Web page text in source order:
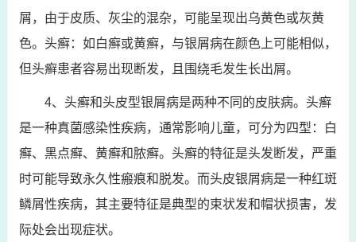
屑，由于皮质、灰尘的混杂，可能呈现出乌黄色或灰黄
色。头癣：如白癣或黄癣，与银屑病在颜色上可能相似，
但头癣患者容易出现断发，且围绕毛发生长出屑。
4、头癣和头皮型银屑病是两种不同的皮肤病。头癣
是一种真菌感染性疾病，通常影响儿童，可分为四型：白
癣、黑点癣、黄癣和脓癣。头癣的特征是头发断发，严重
时可能导致永久性瘢痕和脱发。而头皮银屑病是一种红斑
鳞屑性疾病，其主要特征是典型的束状发和帽状损害，发
际处会出现症状。